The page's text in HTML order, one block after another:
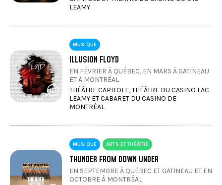
LEAMY
MUSIQUE
ILLUSION FLOYD
EN FÉVRIER À QUÉBEC, EN MARS À GATINEAU
ET À MONTRÉAL
THÉÂTRE CAPITOLE, THÉÂTRE DU CASINO LAC-
LEAMY ET CABARET DU CASINO DE
MONTRÉAL
MUSIQUE ARTS ET THÉÂTRE
THUNDER FROM DOWN UNDER
EN SEPTEMBRE À QUÉBEC ET GATINEAU ET EN
OCTOBRE À MONTRÉAL